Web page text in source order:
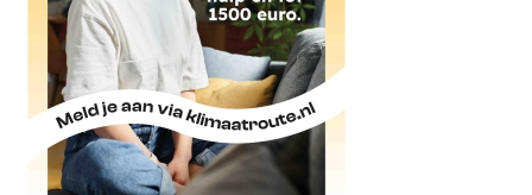
een molen zien, hier steek je de weg over
om via Oosthaven naar de binnenstad te
fietsen.
Je fietst door het centrum, onder het spoor
door, naar het noorden.
Over de Bloemendaalseweg fiets je
helemaal de stad uit naar knooppunt 44,
waar je rechtsaf slaat.